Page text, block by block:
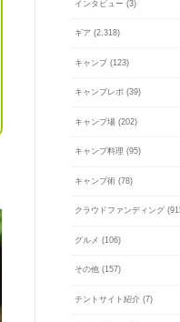
インタビュー (3)
ギア (2,318)
キャンプ (123)
キャンプレポ (39)
キャンプ場 (202)
キャンプ料理 (95)
キャンプ術 (78)
クラウドファンディング
グルメ (106)
その他 (157)
テントサイト紹介 (7)